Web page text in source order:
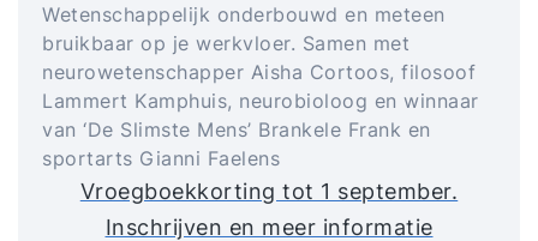
Wetenschappelijk onderbouwd en meteen
bruikbaar op je werkvloer. Samen met
neurowetenschapper Aisha Cortoos, filosoof
Lammert Kamphuis, neurobioloog en winnaar
van ‘De Slimste Mens’ Brankele Frank en
sportarts Gianni Faelens
Vroegboekkorting tot 1 september.
Inschrijven en meer informatie